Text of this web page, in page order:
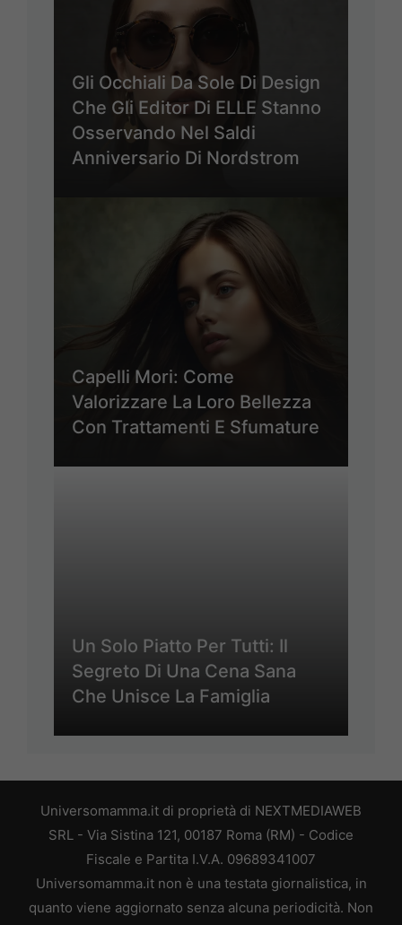
Gli Occhiali Da Sole Di Design
Che Gli Editor Di ELLE Stanno
Osservando Nel Saldi
Anniversario Di Nordstrom
Capelli Mori: Come
Valorizzare La Loro Bellezza
Con Trattamenti E Sfumature
Un Solo Piatto Per Tutti: Il
Segreto Di Una Cena Sana
Che Unisce La Famiglia
Universomamma.it di proprietà di NEXTMEDIAWEB
SRL - Via Sistina 121, 00187 Roma (RM) - Codice
Fiscale e Partita I.V.A. 09689341007
Universomamma.it non è una testata giornalistica, in
quanto viene aggiornato senza alcuna periodicità. Non